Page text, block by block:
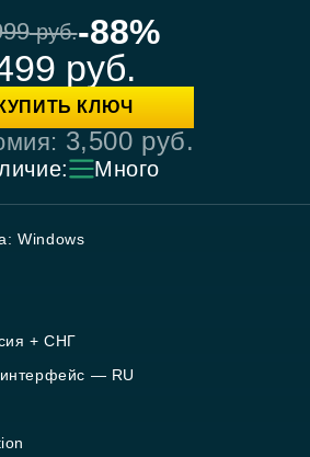
руб.-88%
руб.
КУПИТЬ КЛЮЧ
3,500 руб.
Много
Windows
+ СНГ
— RU